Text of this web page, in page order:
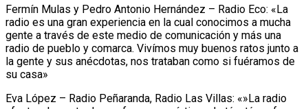
Fermín Mulas y Pedro Antonio Hernández – Radio Eco: «La
radio es una gran experiencia en la cual conocimos a mucha
gente a través de este medio de comunicación y más una
radio de pueblo y comarca. Vivímos muy buenos ratos junto a
la gente y sus anécdotas, nos trataban como si fuéramos de
su casa»
Eva López – Radio Peñaranda, Radio Las Villas: «»La radio